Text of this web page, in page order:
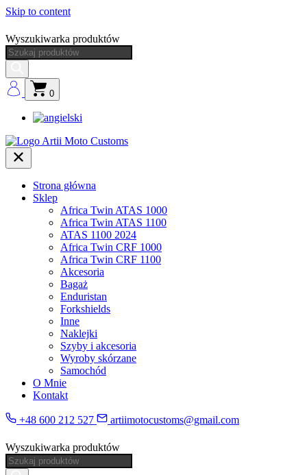
Skip to content
Wyszukiwarka produktów
0
Strona główna
Sklep
Africa Twin ATAS 1000
Africa Twin ATAS 1100
ATAS 1100 2024
Africa Twin CRF 1000
Africa Twin CRF 1100
Akcesoria
Bagaż
Enduristan
Forkshields
Inne
Naklejki
Szyby i akcesoria
Wyroby skórzane
Samochód
O Mnie
Kontakt
+48 600 212 527 artiimotocustoms@gmail.com
Wyszukiwarka produktów